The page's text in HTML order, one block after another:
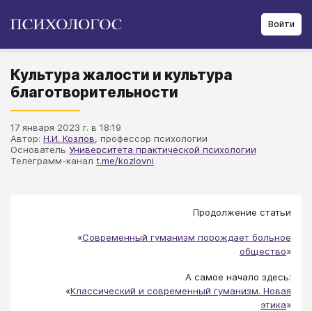
Войти
Культура жалости и культура
благотворительности
17 января 2023 г. в 18:19
Автор: Н.И. Козлов, профессор психологии
Основатель Университета практической психологии
Телеграмм-канал t.me/kozlovni
Продолжение статьи
«Современный гуманизм порождает больное
общество»
А самое начало здесь:
«Классический и современный гуманизм. Новая
этика»